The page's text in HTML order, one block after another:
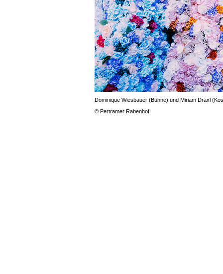
Dominique Wiesbauer (Bühne) und Miriam Draxl
© Pertramer Rabenhof